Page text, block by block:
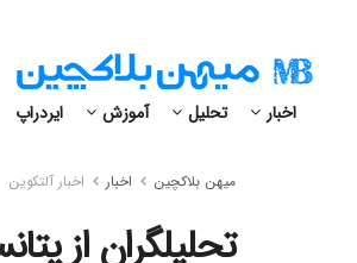
اخبار تحلیل آموزش ایردراپ
میهن بلاکچین اخبار اخبار آلتکوین